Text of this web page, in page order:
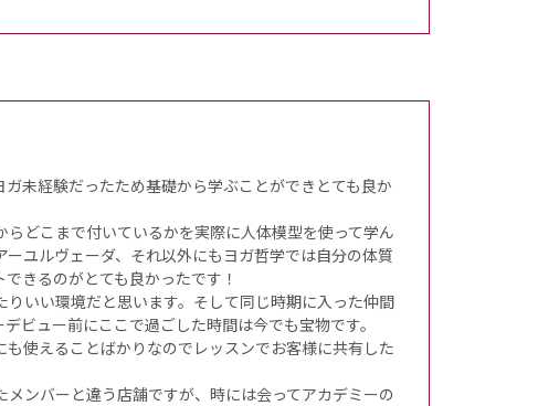
未経験だったため基礎から学ぶことができとても良か
どこまで付いているかを実際に人体模型を使って学ん
ユルヴェーダ、それ以外にもヨガ哲学では自分の体質
きるのがとても良かったです！
いい環境だと思います。そして同じ時期に入った仲間
ビュー前にここで過ごした時間は今でも宝物です。
使えることばかりなのでレッスンでお客様に共有した
ンバーと違う店舗ですが、時には会ってアカデミーの